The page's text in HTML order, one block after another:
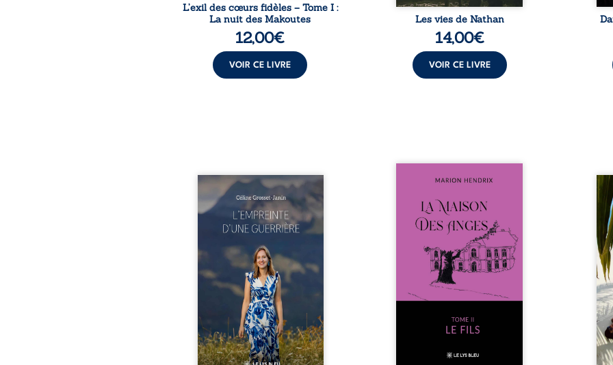
L’exil des cœurs fidèles – Tome I :
La nuit des Makoutes
12,00€
VOIR CE LIVRE
Les vies de Nathan
14,00€
VOIR CE LIVRE
Que reste-t-il de l’enfance
lorsque la maladie impose ses
propres règles ? L’empreinte
d’une guerrière livre, sans
détour, le récit d’un quotidien
bouleversé par la maladie
chronique, l’errance médicale
et de longues hospitalisations.
L’auteure y raconte ce que les
dossiers médicaux taisent : la
peur, l’isolement, l’épuisement
et le sentiment de ne pas ...
Nous sommes en 1979, soit 15
patriarche Anatole-Eustache.
La famille devra affronter non
seulement un inconnu qui rôde
autour du domaine et dont
Firmin, le fidèle majordome,
redoute les visites, le passé
encombrant d’Anatole-
Eustache, la malédiction
familiale, mais aussi la toute-
puissance de Gauthier. Mais
comment dompter cet enfant
avant qu’il ...
Au
eux,